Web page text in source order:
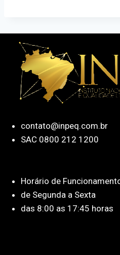
contato@inpeq.com.br
SAC 0800 212 1200
Horário de
de Segunda a Sexta
das 8:00 as 17:45 horas